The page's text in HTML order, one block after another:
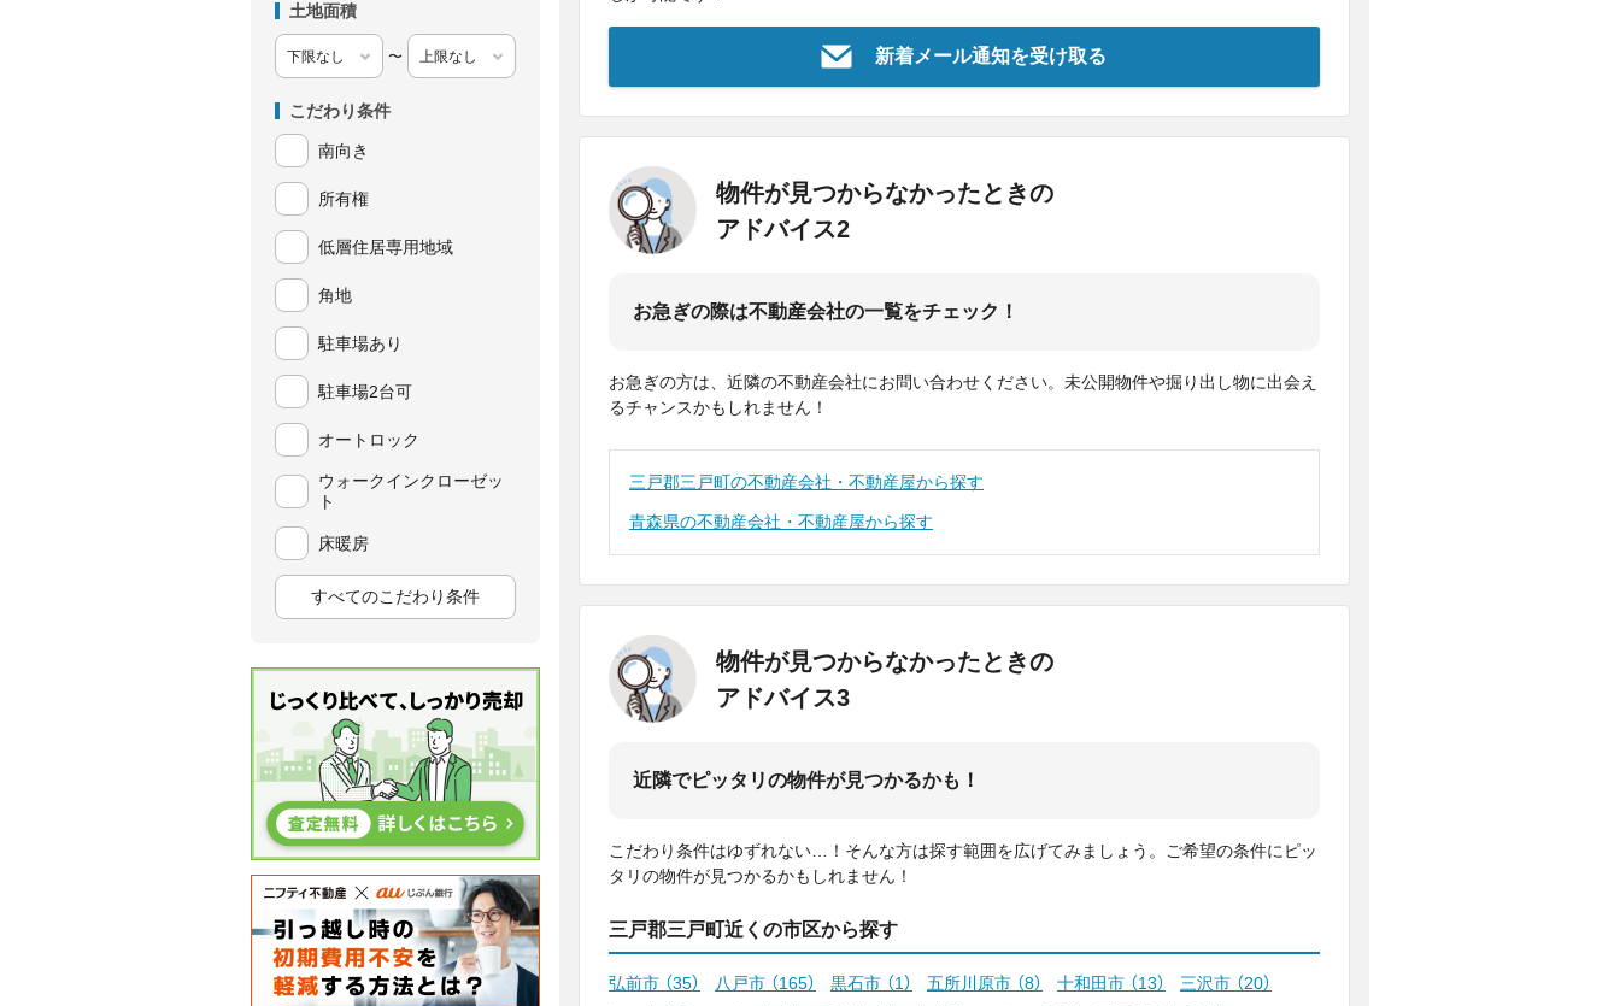
土地面積
〜
こだわり条件
南向き
所有権
低層住居専用地域
角地
駐車場あり
駐車場2台可
オートロック
ウォークインクローゼッ
ト
床暖房
すべてのこだわり条件
新着メール通知を受け取る
物件が見つからなかったときの
アドバイス2
お急ぎの際は不動産会社の一覧をチェック！
お急ぎの方は、近隣の不動産会社にお問い合わせください。未公開物件や掘り出し物に出会え
るチャンスかもしれません！
三戸郡三戸町の不動産会社・不動産屋から探す
青森県の不動産会社・不動産屋から探す
物件が見つからなかったときの
アドバイス3
近隣でピッタリの物件が見つかるかも！
こだわり条件はゆずれない…！そんな方は探す範囲を広げてみましょう。ご希望の条件にピッ
タリの物件が見つかるかもしれません！
三戸郡三戸町近くの市区から探す
弘前市 （35） 八戸市 （165） 黒石市 （1） 五所川原市 （8） 十和田市 （13） 三沢市 （20）